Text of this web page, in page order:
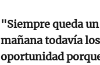
"Siempre queda
mañana todavía
oportunidad